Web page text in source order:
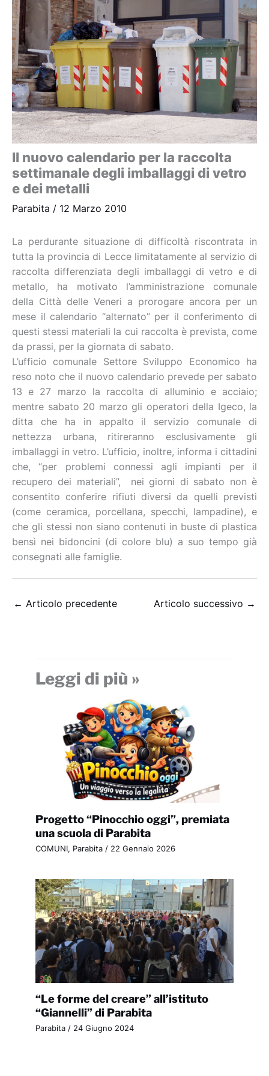
Il nuovo calendario per la raccolta
settimanale degli imballaggi di vetro
e dei metalli
Parabita / 12 Marzo 2010
La perdurante situazione di difficoltà riscontrata in
tutta la provincia di Lecce limitatamente al servizio di
raccolta differenziata degli imballaggi di vetro e di
metallo, ha motivato l’amministrazione comunale
della Città delle Veneri a prorogare ancora per un
mese il calendario “alternato” per il conferimento di
questi stessi materiali la cui raccolta è prevista, come
da prassi, per la giornata di sabato.
L’ufficio comunale Settore Sviluppo Economico ha
reso noto che il nuovo calendario prevede per sabato
13 e 27 marzo la raccolta di alluminio e acciaio;
mentre sabato 20 marzo gli operatori della Igeco, la
ditta che ha in appalto il servizio comunale di
nettezza urbana, ritireranno esclusivamente gli
imballaggi in vetro. L’ufficio, inoltre, informa i cittadini
che, “per problemi connessi agli impianti per il
recupero dei materiali”, nei giorni di sabato non è
consentito conferire rifiuti diversi da quelli previsti
(come ceramica, porcellana, specchi, lampadine), e
che gli stessi non siano contenuti in buste di plastica
bensì nei bidoncini (di colore blu) a suo tempo già
consegnati alle famiglie.
← Articolo precedente Articolo successivo →
Leggi di più »
Progetto “Pinocchio oggi”, premiata
una scuola di Parabita
COMUNI, Parabita/ 22 Gennaio 2026
“Le forme del creare” all’istituto
“Giannelli” di Parabita
Parabita/ 24 Giugno 2024